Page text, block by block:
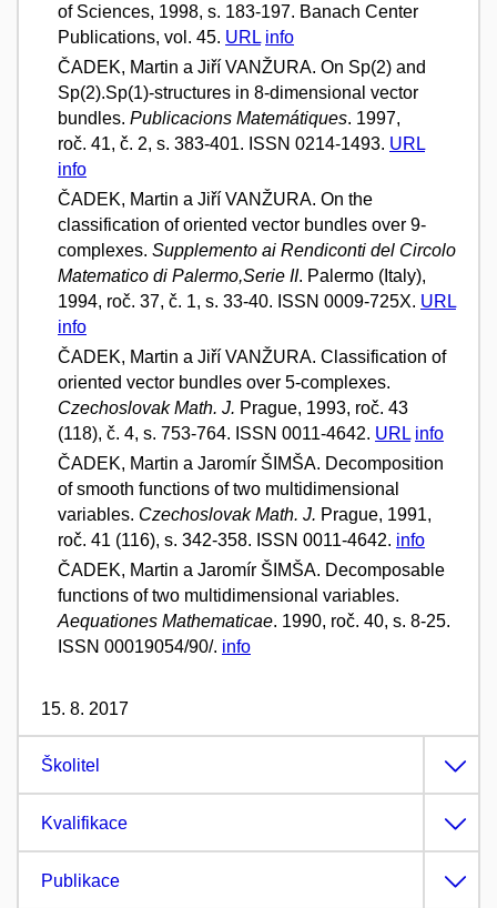
of Sciences, 1998, s. 183-197. Banach Center
Publications, vol. 45. URL info
ČADEK, Martin a Jiří VANŽURA. On Sp(2) and
Sp(2).Sp(1)-structures in 8-dimensional vector
bundles. Publicacions Matemátiques. 1997,
roč. 41, č. 2, s. 383-401. ISSN 0214-1493. URL
info
ČADEK, Martin a Jiří VANŽURA. On the
classification of oriented vector bundles over 9-
complexes. Supplemento ai Rendiconti del Circolo
Matematico di Palermo,Serie II. Palermo (Italy),
1994, roč. 37, č. 1, s. 33-40. ISSN 0009-725X. URL
info
ČADEK, Martin a Jiří VANŽURA. Classification of
oriented vector bundles over 5-complexes.
Czechoslovak Math. J. Prague, 1993, roč. 43
(118), č. 4, s. 753-764. ISSN 0011-4642. URL info
ČADEK, Martin a Jaromír ŠIMŠA. Decomposition
of smooth functions of two multidimensional
variables. Czechoslovak Math. J. Prague, 1991,
roč. 41 (116), s. 342-358. ISSN 0011-4642. info
ČADEK, Martin a Jaromír ŠIMŠA. Decomposable
functions of two multidimensional variables.
Aequationes Mathematicae. 1990, roč. 40, s. 8-25.
ISSN 00019054/90/. info
15. 8. 2017
Školitel
Kvalifikace
Publikace